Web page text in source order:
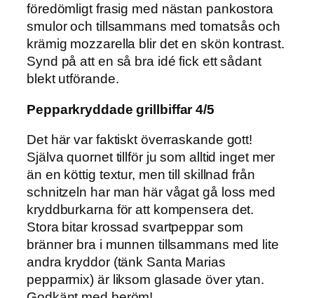
föredömligt frasig med nästan pankostora
smulor och tillsammans med tomatsås och
krämig mozzarella blir det en skön kontrast.
Synd på att en så bra idé fick ett sådant
blekt utförande.
Pepparkryddade grillbiffar 4/5
Det här var faktiskt överraskande gott!
Själva quornet tillför ju som alltid inget mer
än en köttig textur, men till skillnad från
schnitzeln har man här vågat gå loss med
kryddburkarna för att kompensera det.
Stora bitar krossad svartpeppar som
bränner bra i munnen tillsammans med lite
andra kryddor (tänk Santa Marias
pepparmix) är liksom glasade över ytan.